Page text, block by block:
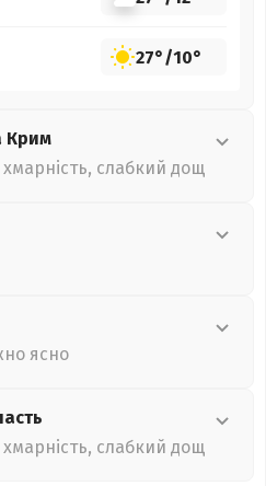
27°/10°
Крим
слабкий дощ
ясно
слабкий дощ